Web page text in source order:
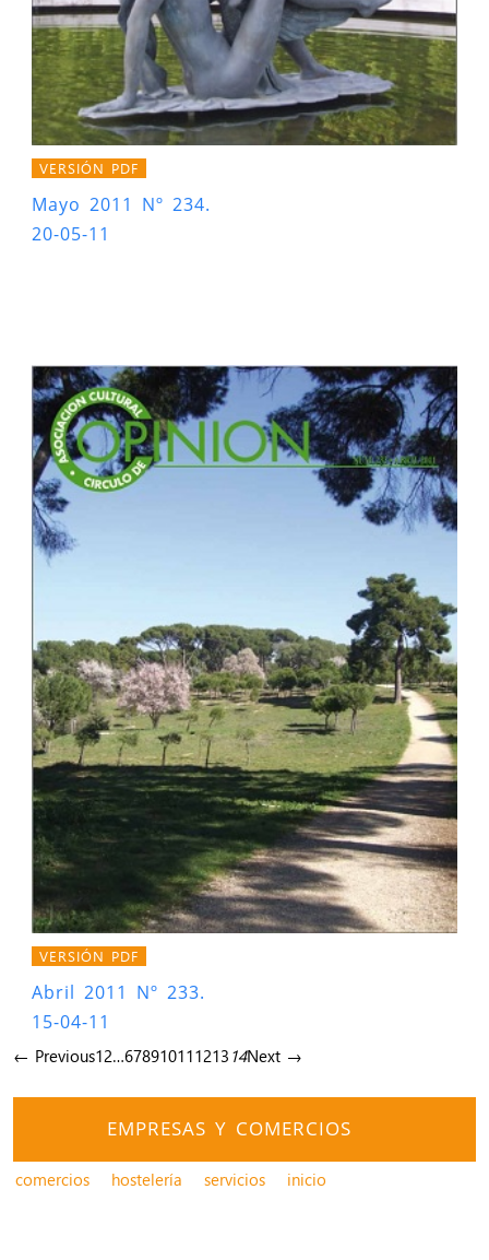
VERSIÓN PDF
Mayo 2011 Nº 234.
20-05-11
VERSIÓN PDF
Abril 2011 Nº 233.
15-04-11
← Previous12…678910111213 14Next →
EMPRESAS Y COMERCIOS
comercios hostelería servicios inicio